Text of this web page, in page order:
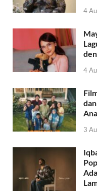
4
4
3